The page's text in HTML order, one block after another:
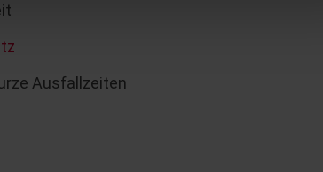
Ausfallzeiten